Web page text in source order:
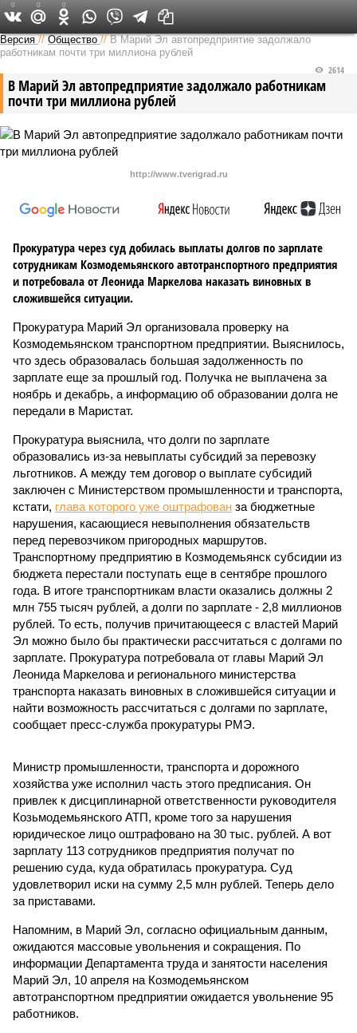
Версия в Чувашии
Версия //Общество //В Марий Эл автопредприятие задолжало
работникам почти три миллиона рублей
В Марий Эл автопредприятие задолжало работникам
почти три миллиона рублей
2614
http://www.tverigrad.ru
Прокуратура через суд добилась выплаты долгов по зарплате
сотрудникам Козмодемьянского автотранспортного предприятия
и потребовала от Леонида Маркелова наказать виновных в
сложившейся ситуации.
Прокуратура Марий Эл организовала проверку на
Козмодемьянском транспортном предприятии. Выяснилось,
что здесь образовалась большая задолженность по
зарплате еще за прошлый год. Получка не выплачена за
ноябрь и декабрь, а информацию об образовании долга не
передали в Маристат.
Прокуратура выяснила, что долги по зарплате
образовались из-за невыплаты субсидий за перевозку
льготников. А между тем договор о выплате субсидий
заключен с Министерством промышленности и транспорта,
кстати, глава которого уже оштрафован за бюджетные
нарушения, касающиеся невыполнения обязательств
перед перевозчиком пригородных маршрутов.
Транспортному предприятию в Козмодемьянск субсидии из
бюджета перестали поступать еще в сентябре прошлого
года. В итоге транспортникам власти оказались должны 2
млн 755 тысяч рублей, а долги по зарплате - 2,8 миллионов
рублей. То есть, получив причитающееся с властей Марий
Эл можно было бы практически рассчитаться с долгами по
зарплате. Прокуратура потребовала от главы Марий Эл
Леонида Маркелова и регионального министерства
транспорта наказать виновных в сложившейся ситуации и
найти возможность рассчитаться с долгами по зарплате,
сообщает пресс-служба прокуратуры РМЭ.
Министр промышленности, транспорта и дорожного
хозяйства уже исполнил часть этого предписания. Он
привлек к дисциплинарной ответственности руководителя
Козьмодемьянского АТП, кроме того за нарушения
юридическое лицо оштрафовано на 30 тыс. рублей. А вот
зарплату 113 сотрудников предприятия получат по
решению суда, куда обратилась прокуратура. Суд
удовлетворил иски на сумму 2,5 млн рублей. Теперь дело
за приставами.
Напомним, в Марий Эл, согласно официальным данным,
ожидаются массовые увольнения и сокращения. По
информации Департамента труда и занятости населения
Марий Эл, 10 апреля на Козмодемьянском
автотранспортном предприятии ожидается увольнение 95
работников.
0 0 0